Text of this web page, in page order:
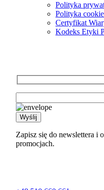
Polityka
Polityka
Certyfikat
Kodeks Etyki
Zapisz się do newslettera i
promocjach.